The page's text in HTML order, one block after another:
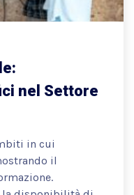
nel Settore
in cui
il